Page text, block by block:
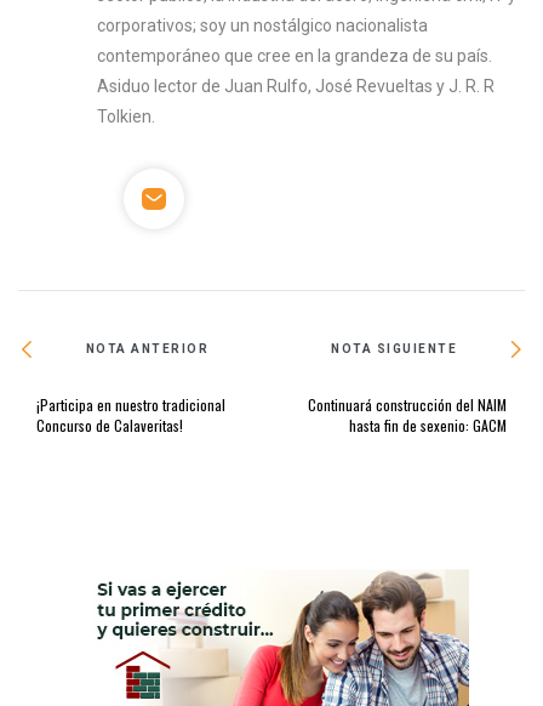
corporativos; soy un nostálgico nacionalista
contemporáneo que cree en la grandeza de su país.
Asiduo lector de Juan Rulfo, José Revueltas y J. R. R
Tolkien.
NOTA ANTERIOR
¡Participa en nuestro tradicional
Concurso de Calaveritas!
NOTA SIGUIENTE
Continuará construcción del NAIM
hasta fin de sexenio: GACM